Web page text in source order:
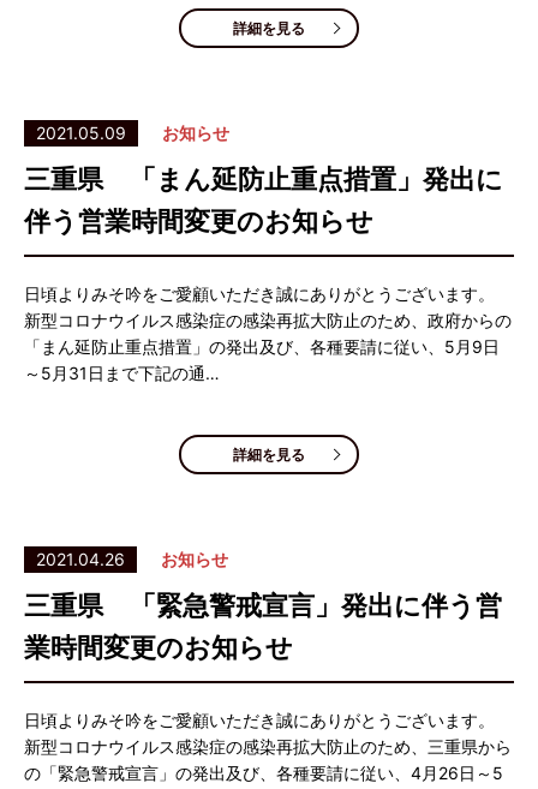
詳細を見る
2021.05.09 お知らせ
三重県 「まん延防止重点措置」発出に
伴う営業時間変更のお知らせ
日頃よりみそ吟をご愛顧いただき誠にありがとうございます。
新型コロナウイルス感染症の感染再拡大防止のため、政府からの
「まん延防止重点措置」の発出及び、各種要請に従い、5月9日
～5月31日まで下記の通…
詳細を見る
2021.04.26 お知らせ
三重県 「緊急警戒宣言」発出に伴う営
業時間変更のお知らせ
日頃よりみそ吟をご愛顧いただき誠にありがとうございます。
新型コロナウイルス感染症の感染再拡大防止のため、三重県から
の「緊急警戒宣言」の発出及び、各種要請に従い、4月26日～5